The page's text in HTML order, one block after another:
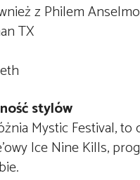
z Philem
TX
stylów
Mystic Festival,
Ice Nine Kills,